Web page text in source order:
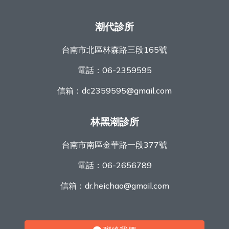
潮代診所
台南市北區林森路三段165號
電話： 06-2359595
信箱： dc2359595@gmail.com
林黑潮診所
台南市南區金華路一段377號
電話： 06-2656789
信箱： dr.heichao@gmail.com